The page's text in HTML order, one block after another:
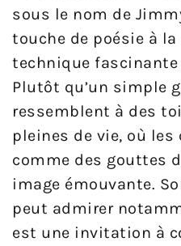
sous le nom de
touche de poésie à
technique
Plutôt qu’un simple
ressemblent à des
pleines de vie, où
comme des gouttes
image émouvante.
peut admirer
est une invitation à